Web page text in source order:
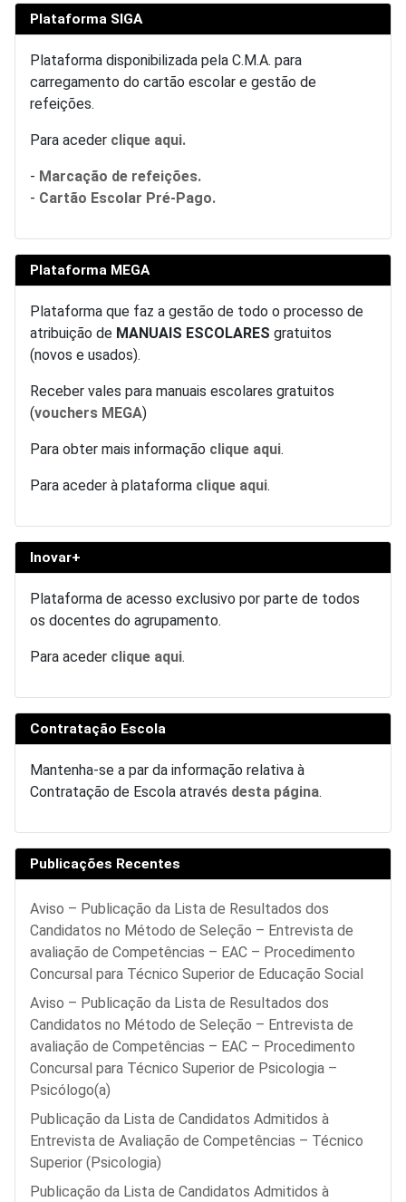
Plataforma SIGA
Plataforma disponibilizada pela C.M.A. para
carregamento do cartão escolar e gestão de
refeições.
Para aceder clique aqui.
- Marcação de refeições.
- Cartão Escolar Pré-Pago.
Plataforma MEGA
Plataforma que faz a gestão de todo o processo de
atribuição de MANUAIS ESCOLARES gratuitos
(novos e usados).
Receber vales para manuais escolares gratuitos
(vouchers MEGA)
Para obter mais informação clique aqui.
Para aceder à plataforma clique aqui.
Inovar+
Plataforma de acesso exclusivo por parte de todos
os docentes do agrupamento.
Para aceder clique aqui.
Contratação Escola
Mantenha-se a par da informação relativa à
Contratação de Escola através desta página.
Publicações Recentes
Aviso – Publicação da Lista de Resultados dos
Candidatos no Método de Seleção – Entrevista de
avaliação de Competências – EAC – Procedimento
Concursal para Técnico Superior de Educação Social
Aviso – Publicação da Lista de Resultados dos
Candidatos no Método de Seleção – Entrevista de
avaliação de Competências – EAC – Procedimento
Concursal para Técnico Superior de Psicologia –
Psicólogo(a)
Publicação da Lista de Candidatos Admitidos à
Entrevista de Avaliação de Competências – Técnico
Superior (Psicologia)
Publicação da Lista de Candidatos Admitidos à